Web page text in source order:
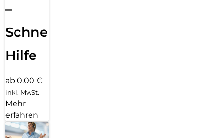
–
Schnelle
Hilfe
ab 0,00 €
inkl. MwSt.
Mehr
erfahren